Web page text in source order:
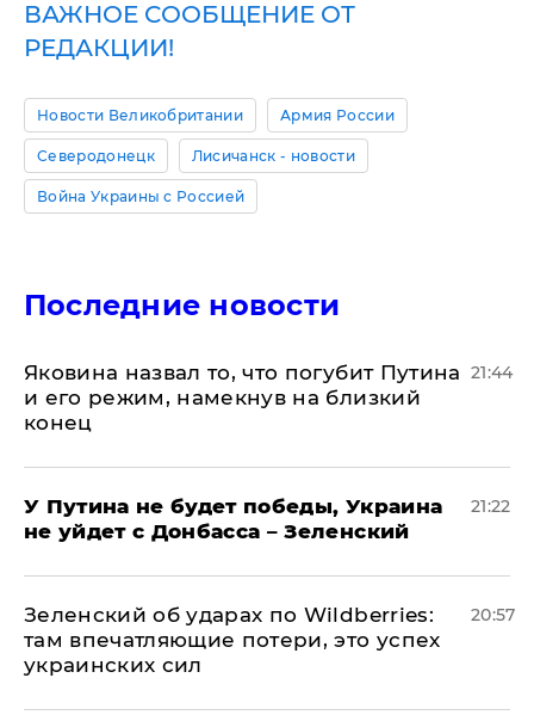
ВАЖНОЕ СООБЩЕНИЕ ОТ
РЕДАКЦИИ!
Новости Великобритании Армия России
Северодонецк Лисичанск - новости
Война Украины с Россией
Последние новости
Яковина назвал то, что погубит Путина
и его режим, намекнув на близкий
конец
21:44
У Путина не будет победы, Украина
не уйдет с Донбасса – Зеленский
21:22
Зеленский об ударах по Wildberries:
там впечатляющие потери, это успех
украинских сил
20:57